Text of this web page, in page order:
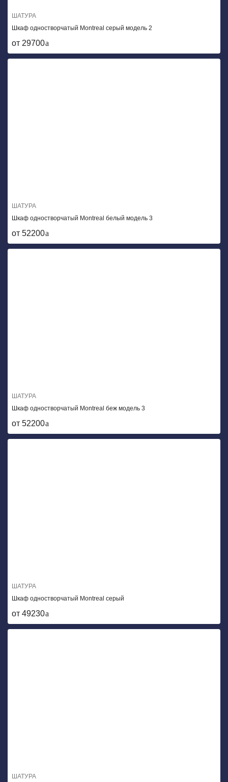
ШАТУРА
Шкаф одностворчатый Montreal серый модель 2
от 29700
ШАТУРА
Шкаф одностворчатый Montreal белый модель 3
от 52200
ШАТУРА
Шкаф одностворчатый Montreal беж модель 3
от 52200
ШАТУРА
Шкаф одностворчатый Montreal серый
от 49230
ШАТУРА